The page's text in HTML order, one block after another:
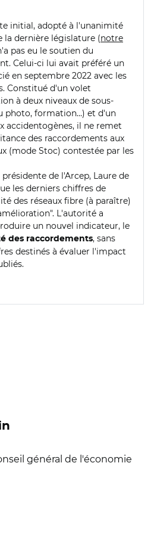
initial, adopté à l'unanimité
la dernière législature (notre
pas eu le soutien du
Celui-ci lui avait préféré un
en septembre 2022 avec les
Constitué d'un volet
à deux niveaux de sous-
photo, formation…) et d'un
accidentogènes, il ne remet
des raccordements aux
(mode Stoc) contestée par les
de l'Arcep, Laure de
les derniers chiffres de
des réseaux fibre (à paraître)
L'autorité a
un nouvel indicateur, le
des raccordements, sans
destinés à évaluer l'impact
général de l'économie